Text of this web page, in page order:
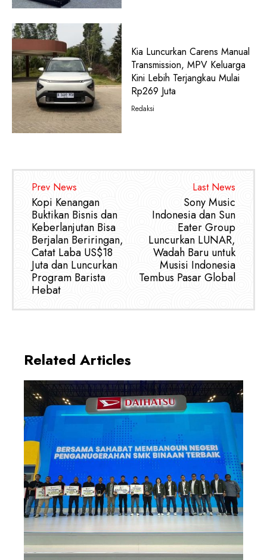
Kia Luncurkan Carens Manual
Transmission, MPV Keluarga
Kini Lebih Terjangkau Mulai
Rp269 Juta
Redaksi
Prev News
Kopi Kenangan
Buktikan Bisnis dan
Keberlanjutan Bisa
Berjalan Beriringan,
Catat Laba US$18
Juta dan Luncurkan
Program Barista
Hebat
Last News
Sony Music
Indonesia dan Sun
Eater Group
Luncurkan LUNAR,
Wadah Baru untuk
Musisi Indonesia
Tembus Pasar Global
Related Articles